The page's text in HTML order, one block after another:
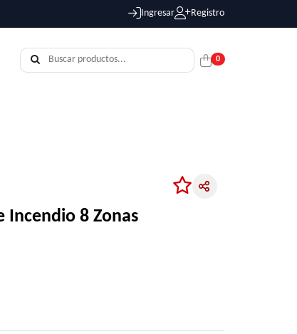
Ingresar Registro
0
Incendio 8 Zonas